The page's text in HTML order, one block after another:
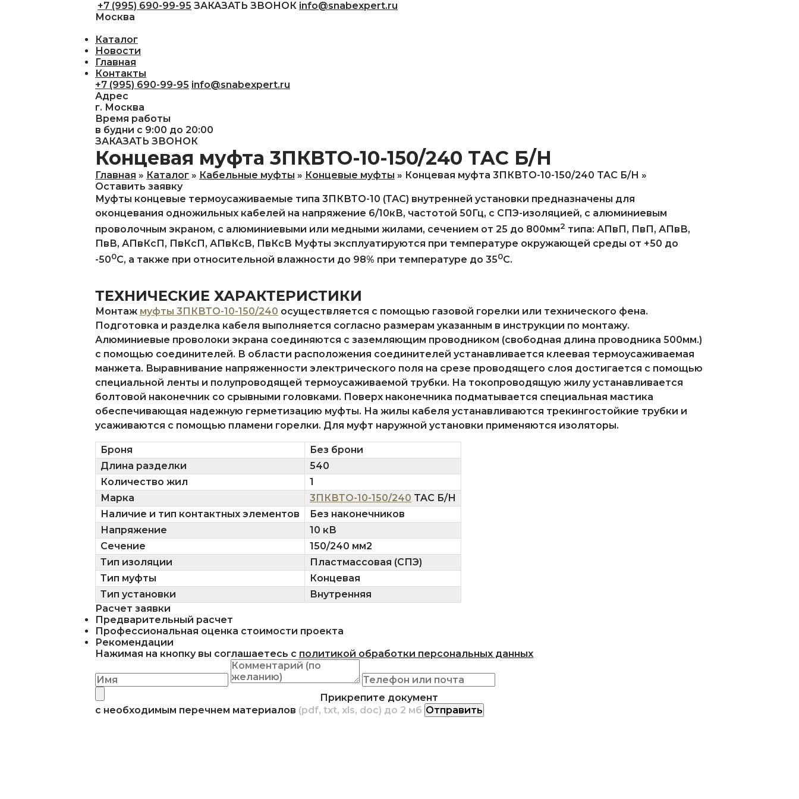
+7 (995) 690-99-95 ЗАКАЗАТЬ ЗВОНОК info@snabexpert.ru
Москва
Каталог
Новости
Главная
Контакты
+7 (995) 690-99-95 info@snabexpert.ru
Адрес
г. Москва
Время работы
в будни с 9:00 до 20:00
ЗАКАЗАТЬ ЗВОНОК
Концевая муфта 3ПКВТО-10-150/240 TAC Б/Н
Главная Каталог Кабельные муфты Концевые муфты
Концевая муфта 3ПКВТО-10-150/240 TAC Б/Н
Оставить заявку
Муфты концевые термоусаживаемые типа 3ПКВТО-10 (ТАС) внутренней установки предназначены для
оконцевания одножильных кабелей на напряжение 6/10кВ, частотой 50Гц, с СПЭ-изоляцией, с алюминиевым
проволочным экраном, с алюминиевыми или медными жилами, сечением от 25 до 800мм2 типа: АПвП, ПвП, АПвВ,
ПвВ, АПвКсП, ПвКсП, АПвКсВ, ПвКсВ Муфты эксплуатируются при температуре окружающей среды от +50 до
-500С, а также при относительной влажности до 98% при температуре до 350С.
ТЕХНИЧЕСКИЕ ХАРАКТЕРИСТИКИ
Монтаж муфты 3ПКВТО-10-150/240 осуществляется с помощью газовой горелки или технического фена.
Подготовка и разделка кабеля выполняется согласно размерам указанным в инструкции по монтажу.
Алюминиевые проволоки экрана соединяются с заземляющим проводником (свободная длина проводника 500мм.)
с помощью соединителей. В области расположения соединителей устанавливается клеевая термоусаживаемая
манжета. Выравнивание напряженности электрического поля на срезе проводящего слоя достигается с помощью
специальной ленты и полупроводящей термоусаживаемой трубки. На токопроводящую жилу устанавливается
болтовой наконечник со срывными головками. Поверх наконечника подматывается специальная мастика
обеспечивающая надежную герметизацию муфты. На жилы кабеля устанавливаются трекингостойкие трубки и
усаживаются с помощью пламени горелки. Для муфт наружной установки применяются изоляторы.
Броня
Без брони
Длина разделки
540
Количество жил
1
Марка
3ПКВТО-10-150/240 TAC Б/Н
Наличие и тип контактных элементов
Без наконечников
Напряжение
10 кВ
Сечение
150/240 мм2
Тип изоляции
Пластмассовая (СПЭ)
Тип муфты
Концевая
Тип установки
Внутренняя
Расчет заявки
Предварительный расчет
Профессиональная оценка стоимости проекта
Рекомендации
Нажимая на кнопку вы соглашаетесь с политикой обработки персональных данных
Прикрепите документ
с необходимым перечнем материалов (pdf, txt, xls, doc) до 2 мб Отправить